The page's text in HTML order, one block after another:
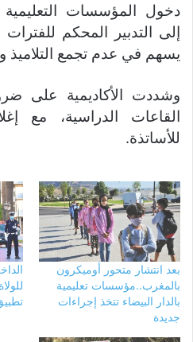
دخول المؤسسات التعليمية
إلى التدبير المحكم
يسهم في عدم تجمع التلاميذ
وشددت الأكاديمية على
القاعات الدراسية، مع
للأساتذة.
بعد انتشار متحور أوميكرون
بالمغرب..مؤسسات تعليمية
بالدار البيضاء تتخذ إجراءات
جديدة